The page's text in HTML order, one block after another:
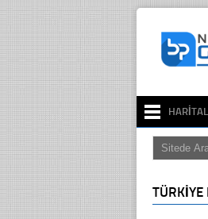
TÜRKIYE